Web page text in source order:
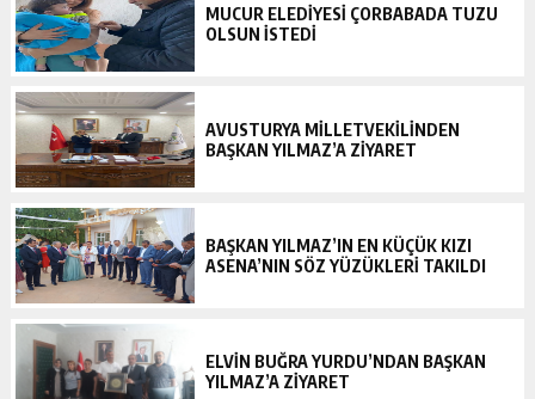
MUCUR ELEDİYESİ ÇORBABADA TUZU
OLSUN İSTEDİ
AVUSTURYA MİLLETVEKİLİNDEN
BAŞKAN YILMAZ’A ZİYARET
BAŞKAN YILMAZ’IN EN KÜÇÜK KIZI
ASENA’NIN SÖZ YÜZÜKLERİ TAKILDI
ELVİN BUĞRA YURDU’NDAN BAŞKAN
YILMAZ’A ZİYARET